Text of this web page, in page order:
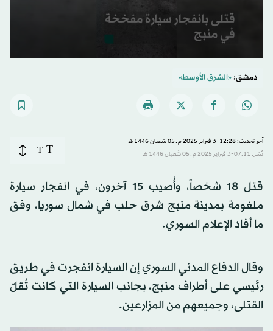
seconds
دمشق:«الشرق الأوسط»
آخر تحديث: 12:28-3 فبراير 2025 م ـ 05 شَعبان 1446 هـ
نُشر: 07:11-3 فبراير 2025 م ـ 05 شَعبان 1446 هـ
T
T
قتل 18 شخصاً، وأُصيب 15 آخرون، في انفجار سيارة
ملغومة بمدينة منبج شرق حلب في شمال سوريا، وفق
ما أفاد الإعلام السوري.
وقال الدفاع المدني السوري إن السيارة انفجرت في طريق
رئيسي على أطراف منبج، بجانب السيارة التي كانت تُقلّ
القتلى، وجميعهم من المزارعين.